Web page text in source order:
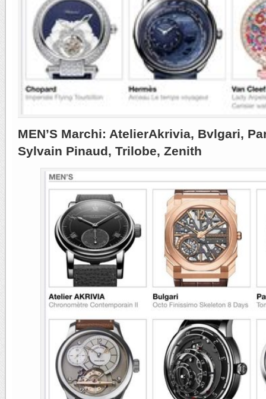
MEN’S Marchi: AtelierAkrivia, Bvlgari,
Sylvain Pinaud, Trilobe, Zenith